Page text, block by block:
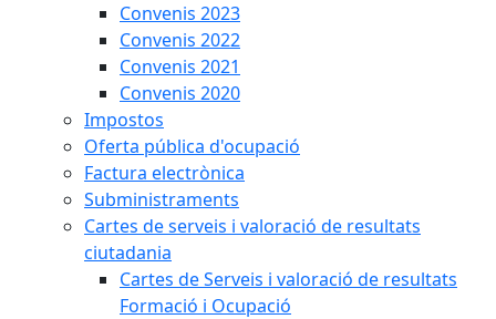
Convenis 2023
Convenis 2022
Convenis 2021
Convenis 2020
Impostos
Oferta pública d'ocupació
Factura electrònica
Subministraments
Cartes de serveis i valoració de resultats
ciutadania
Cartes de Serveis i valoració de resultats
Formació i Ocupació